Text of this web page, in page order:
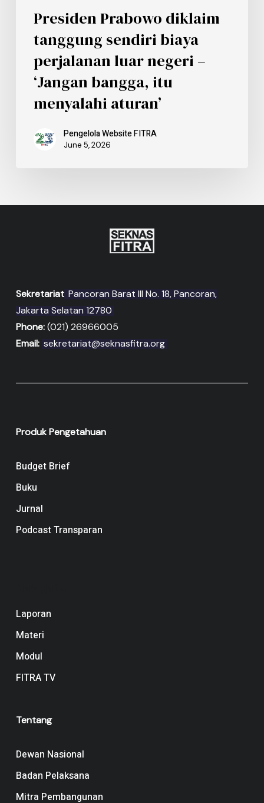
Presiden Prabowo diklaim
tanggung sendiri biaya
perjalanan luar negeri –
‘Jangan bangga, itu
menyalahi aturan’
Pengelola Website FITRA
June 5, 2026
Sekretariat Pancoran Barat III No. 18, Pancoran,
Jakarta Selatan 12780
Phone:(021) 26966005
Email: sekretariat@seknasfitra.org
Produk Pengetahuan
Budget Brief
Buku
Jurnal
Podcast Transparan
Laporan
Materi
Modul
FITRA TV
Tentang
Dewan Nasional
Badan Pelaksana
Mitra Pembangunan